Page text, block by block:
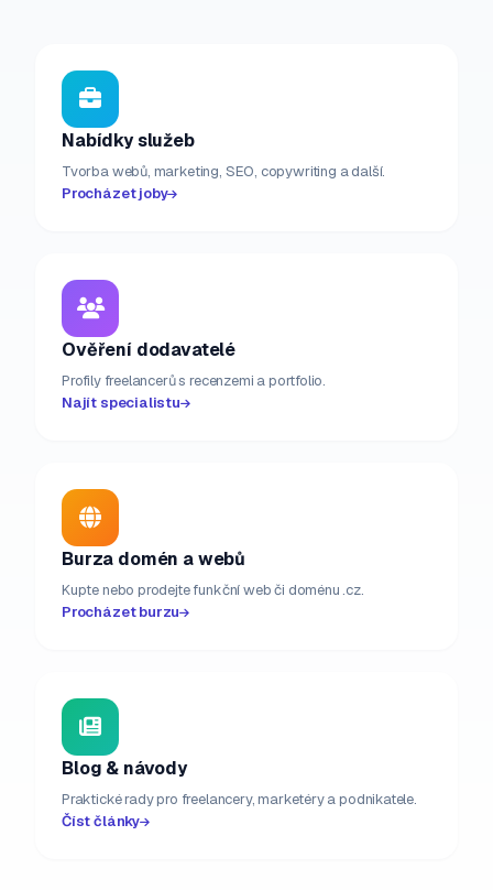
Nabídky služeb
Tvorba webů, marketing, SEO, copywriting a další.
Procházet joby
Ověření dodavatelé
Profily freelancerů s recenzemi a portfolio.
Najít specialistu
Burza domén a webů
Kupte nebo prodejte funkční web či doménu .cz.
Procházet burzu
Blog & návody
Praktické rady pro freelancery, marketéry a podnikatele.
Číst články